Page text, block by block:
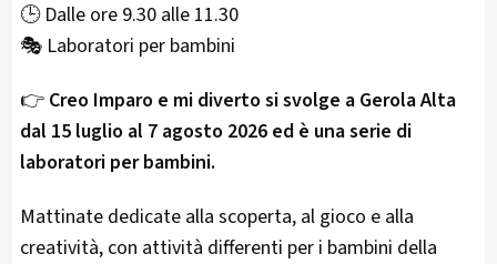
🕒 Dalle ore 9.30 alle 11.30
🎭 Laboratori per bambini
👉 Creo Imparo e mi diverto si svolge a Gerola Alta
dal 15 luglio al 7 agosto 2026 ed è una serie di
laboratori per bambini.
Mattinate dedicate alla scoperta, al gioco e alla
creatività, con attività differenti per i bambini della